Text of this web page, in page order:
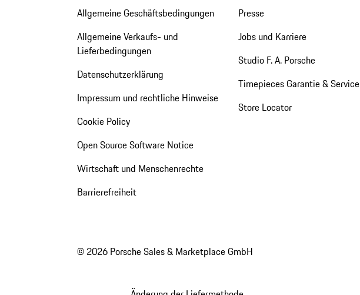
Allgemeine Geschäftsbedingungen
Allgemeine Verkaufs- und
Lieferbedingungen
Datenschutzerklärung
Impressum und rechtliche Hinweise
Cookie Policy
Open Source Software Notice
Wirtschaft und Menschenrechte
Barrierefreiheit
Presse
Jobs und Karriere
Studio F. A. Porsche
Timepieces Garantie & Service
Store Locator
© 2026 Porsche Sales & Marketplace GmbH